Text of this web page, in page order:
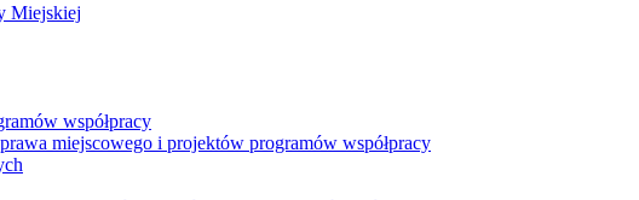
Miejskiej
współpracy
miejscowego i projektów programów współpracy